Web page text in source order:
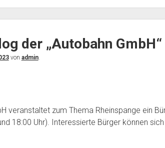
der „Autobahn GmbH“
von admin.
veranstaltet zum Thema Rheinspange ein
18:00 Uhr). Interessierte Bürger können